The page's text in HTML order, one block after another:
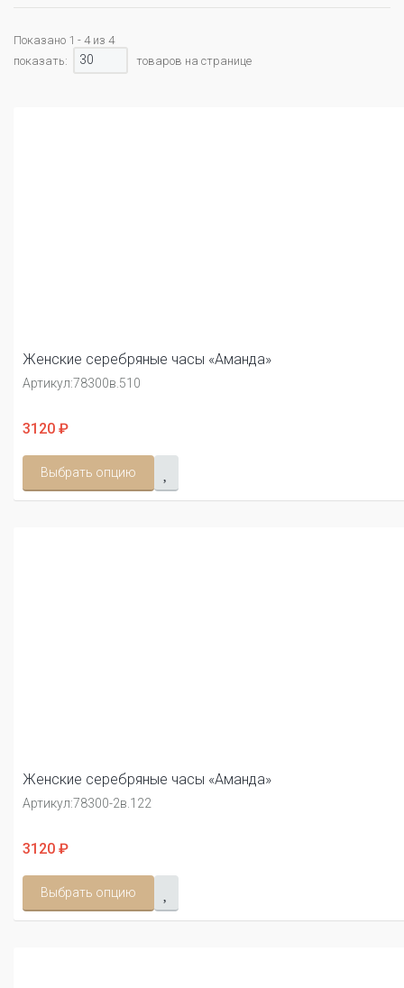
Показано 1 - 4 из 4
показать:
30 товаров на странице
Женские серебряные часы «Аманда»
Артикул:78300в.510
3120 ₽
Выбрать опцию
Женские серебряные часы «Аманда»
Артикул:78300-2в.122
3120 ₽
Выбрать опцию